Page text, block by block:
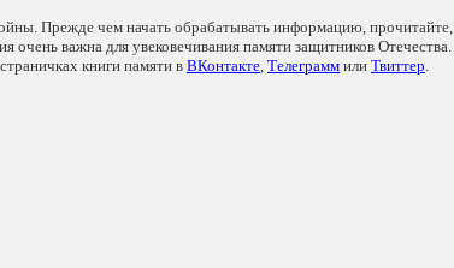
Прежде чем начать обрабатывать информацию, прочитайте,
важна для увековечивания памяти защитников Отечества.
книги памяти в ВКонтакте, Телеграмм или Твиттер.